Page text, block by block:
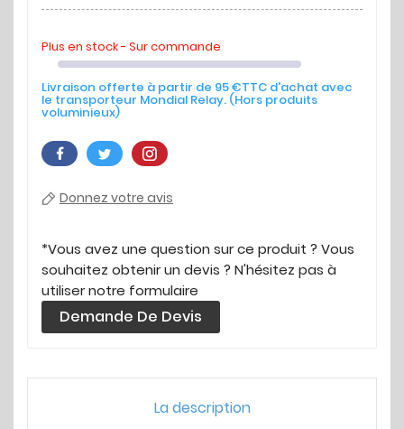
Plus en stock - Sur commande
Livraison offerte à partir de 95 €TTC d'achat avec
le transporteur Mondial Relay. (Hors produits
voluminieux)
Donnez votre avis
*Vous avez une question sur ce produit ? Vous
souhaitez obtenir un devis ? N'hésitez pas à
utiliser notre formulaire
Demande De Devis
La description